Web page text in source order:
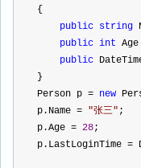
{
public string
public int
public
}
Person p = new
p.Name = "张三" ;
p.Age = 28;
p.LastLoginTime =